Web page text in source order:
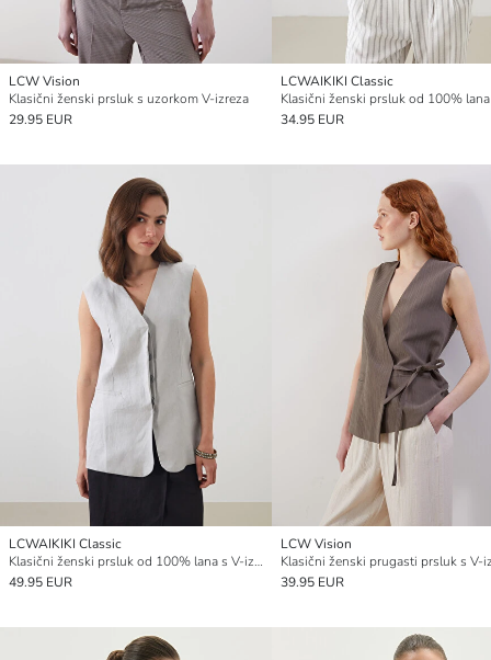
LCW Vision
Klasični ženski prsluk s uzorkom V-izreza
29.95 EUR
LCWAIKIKI Classic
34.95 EUR
LCWAIKIKI Classic
Klasični ženski prsluk od 100% lana s V-izrezom
49.95 EUR
LCW Vision
Klasični ženski prugasti prsluk s V-
39.95 EUR